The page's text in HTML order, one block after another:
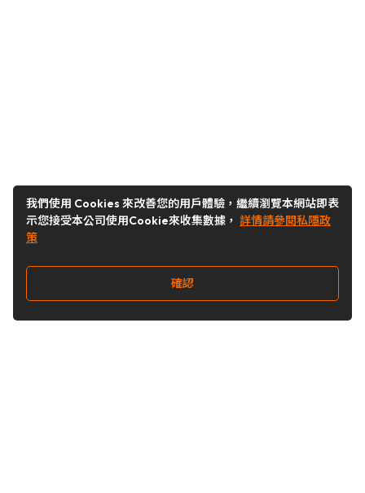
我們使用 Cookies 來改善您的用戶體驗，繼續瀏覽本網站即表
示您接受本公司使用Cookie來收集數據， 詳情請參閱私隱政
策
確認